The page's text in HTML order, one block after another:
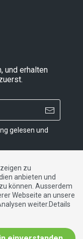
und erhalten
gelesen und
|Kontakt
zu
anbieten und
können. Ausserdem
Webseite an unsere
weiter.Details